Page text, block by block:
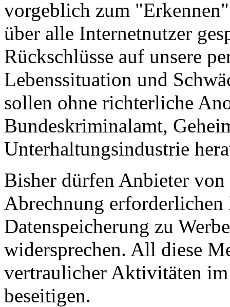
vorgeblich zum
über alle Internetnutzer
Rückschlüsse auf unsere
Lebenssituation und
sollen ohne richterliche
Bundeskriminalamt,
Unterhaltungsindustrie
Bisher dürfen Anbieter
Abrechnung erforderlichen
Datenspeicherung zu
widersprechen. All diese
vertraulicher Aktivitäten
beseitigen.